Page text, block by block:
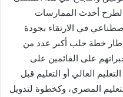
لطرح أحدث الممارسات
في الارتقاء بجودة
إطار خطة جلب أكبر عدد من
على القائمين على
العالي أو التعليم قبل
المصري، وكخطوة لتدويل